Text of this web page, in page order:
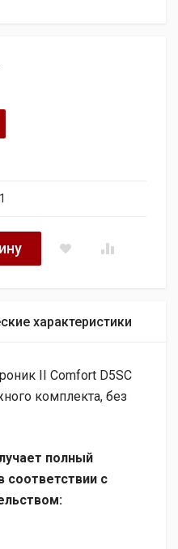
II Comfort D5SC (дизель)
характеристики
II Comfort D5SC
комплекта, без
полный
соответствии с